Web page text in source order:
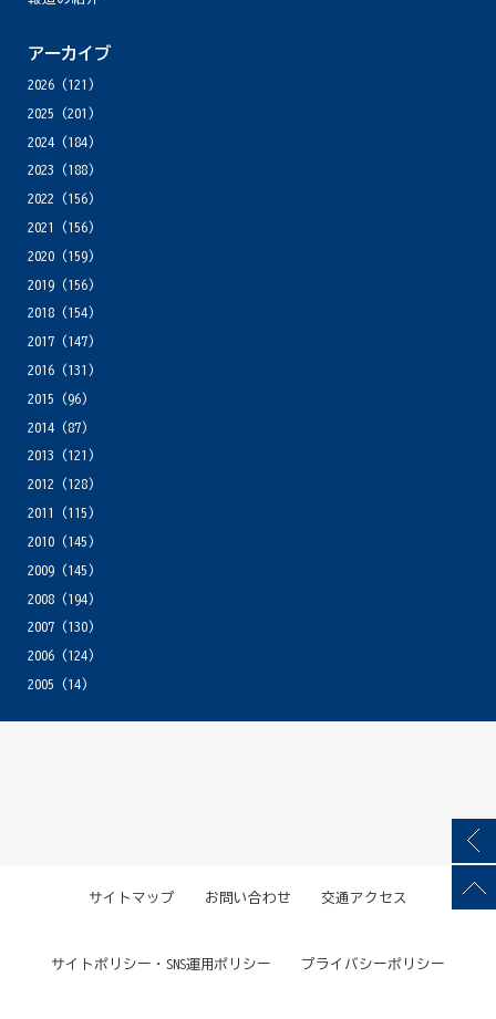
アーカイブ
2026(121)
2025 (201)
2024(184)
2023 (188)
2022 (156)
2021
(156)
2020(159)
2019(156)
2018(154)
2017(147)
2016(131)
2015 (96)
2014(87)
2013 (121)
2012 (128)
2011
(115)
2010(145)
2009(145)
2008(194)
2007(130)
2006(124)
2005 (14)
サイトマップ お問い合わせ 交通アクセス
サイトポリシー・SNS運用ポリシー プライバシーポリシー